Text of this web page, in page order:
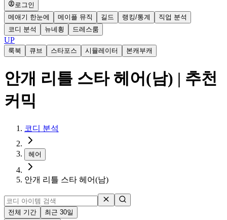
로그인
메애기 한눈에
메이플 뮤직 길드 랭킹/통계
직업 분석
코디 분석
뉴녜힁 드레스룸
UP
룩북 큐브 스타포스 시뮬레이터 본캐부캐
안개 리틀 스타 헤어(남) | 추천
커믹
코디 분석
헤어
안개 리틀 스타 헤어(남)
전체 기간
최근 30일